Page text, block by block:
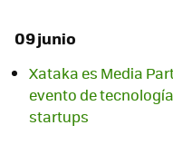
09 junio
Xataka es Media
evento de
startups